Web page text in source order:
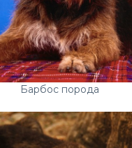
Барбос порода